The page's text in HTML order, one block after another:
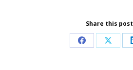
Share this post
Share Share